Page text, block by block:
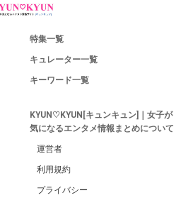
特集一覧
キュレーター一覧
キーワード一覧
KYUN♡KYUN[キュンキュン]｜女子が
気になるエンタメ情報まとめについて
運営者
利用規約
プライバシー